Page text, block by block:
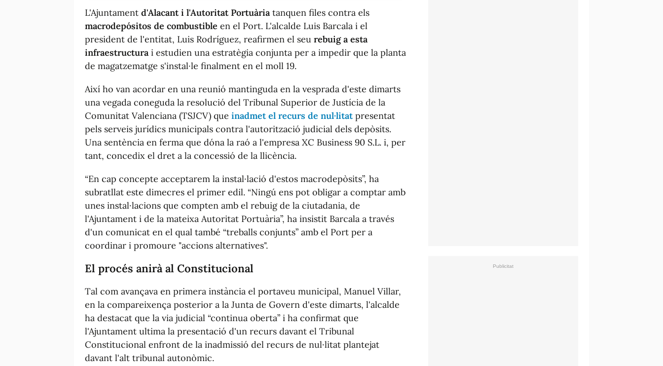
L'Ajuntament d'Alacant i l'Autoritat Portuària tanquen files contra els
macrodepósitos de combustible en el Port. L'alcalde Luis Barcala i el
president de l'entitat, Luis Rodríguez, reafirmen el seu rebuig a esta
infraestructura i estudien una estratègia conjunta per a impedir que la planta
de magatzematge s'instal·le finalment en el moll 19.
Així ho van acordar en una reunió mantinguda en la vesprada d'este dimarts
una vegada coneguda la resolució del Tribunal Superior de Justícia de la
Comunitat Valenciana (TSJCV) que inadmet el recurs de nul·litatpresentat
pels serveis jurídics municipals contra l'autorització judicial dels depòsits.
Una sentència en ferma que dóna la raó a l'empresa XC Business 90 S.L. i, per
tant, concedix el dret a la concessió de la llicència.
“En cap concepte acceptarem la instal·lació d'estos macrodepòsits”, ha
subratllat este dimecres el primer edil. “Ningú ens pot obligar a comptar amb
unes instal·lacions que compten amb el rebuig de la ciutadania, de
l'Ajuntament i de la mateixa Autoritat Portuària”, ha insistit Barcala a través
d'un comunicat en el qual també “treballs conjunts” amb el Port per a
coordinar i promoure "accions alternatives".
El procés anirà al Constitucional
Tal com avançava en primera instància el portaveu municipal, Manuel Villar,
en la compareixença posterior a la Junta de Govern d'este dimarts, l'alcalde
ha destacat que la via judicial “continua oberta” i ha confirmat que
l'Ajuntament ultima la presentació d'un recurs davant el Tribunal
Constitucional enfront de la inadmissió del recurs de nul·litat plantejat
davant l'alt tribunal autonòmic.